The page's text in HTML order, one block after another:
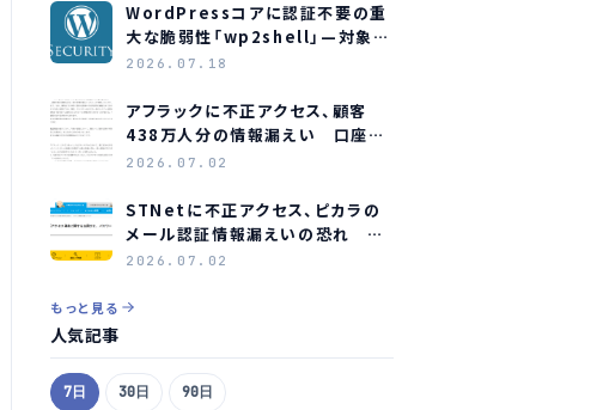
WordPressコアに認証不要の重
大な脆弱性「wp2shell」—対象バ
ージョンと緊急対応
2026.07.18
アフラックに不正アクセス、顧客
438万人分の情報漏えい 口座情
報含む顧客も約23万人分
2026.07.02
STNetに不正アクセス、ピカラの
メール認証情報漏えいの恐れ 全
利用者にパスワード変更を要請
2026.07.02
もっと見る
人気記事
7日 30日 90日